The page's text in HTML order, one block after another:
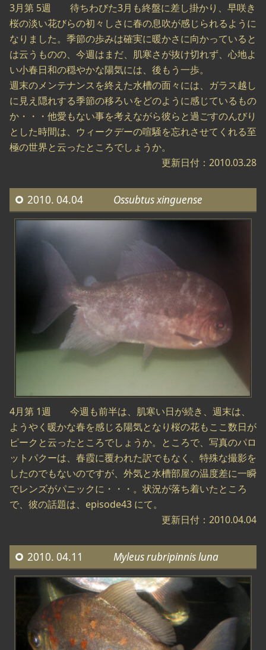
3月第 5週 待ちわびた3月も終盤に差し掛かり、早咲き
桜の淡い花びらの初々しさに春の息吹が感じられるように
なりました。季節の歩みは確実に暖かさに向かっていると
は云うものの、今週はまだ、肌寒さが抜け切れず、心地よ
い小春日和の穏やかな陽気には、後もう一歩。
週末のメンテナンスを終えた水槽の面々には、ガラス越し
に見え隠れする季節の移ろいをどのように感じているもの
か・・・他愛もない事を考えながら彼らと過ごすのんびり
とした時間は、ウィークデーの喧騒を忘れさせてくれる至
極の世界と云ったところでしょうか。
更新日付：2010.03.28
2010. 04.04 Ossubtus xinguense
4月第 1週 今週も前半は、肌寒い日が続き、週末は、
ようやく暖かな春を感じる陽気となり桜の花もここ数日が
ピークと云ったところでしょうか。ところで、写真のパロ
ットパクーは、春霞に覆われた訳でもなく、特殊な撮影を
したのでもないのですが、外気と水槽部屋の温度差に一瞬
でレンズがパニックに・・・。状況が落ち着いたところ
で、彼の話題は、episode43 にて。
更新日付：2010.04.04
2010. 04.11 Myleus rubripinnis luna